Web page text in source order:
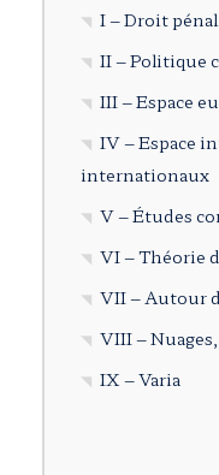
I – Droit
II – Politique
III – Espace
IV – Espace
internationaux
V – Études
VI – Théorie
VII – Autour
VIII –
IX – Varia